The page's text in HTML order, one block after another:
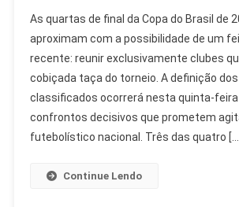
Do
Brasil:
Quartas
De
Final
Podem
Ser
As quartas de final da Copa do Brasil de
aproximam com a possibilidade de um
recente: reunir exclusivamente clubes
cobiçada taça do torneio. A definição
classificados ocorrerá nesta quinta-feira
confrontos decisivos que prometem
futebolístico nacional. Três das quatro […]
Continue Lendo